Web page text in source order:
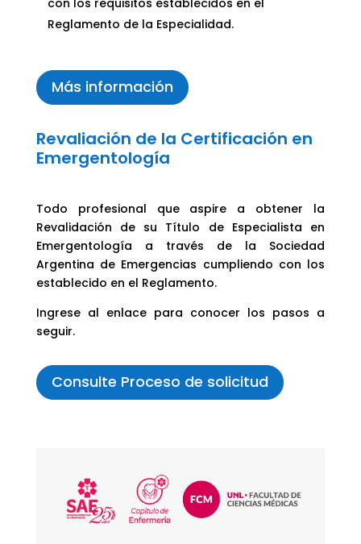
con los requisitos establecidos en el
Reglamento de la Especialidad.
Más información
Revaliación de la Certificación en
Emergentología
Todo profesional que aspire a obtener la
Revalidación de su Título de Especialista en
Emergentología a través de la Sociedad
Argentina de Emergencias cumpliendo con los
establecido en el Reglamento.
Ingrese al enlace para conocer los pasos a
seguir.
Consulte Proceso de solicitud